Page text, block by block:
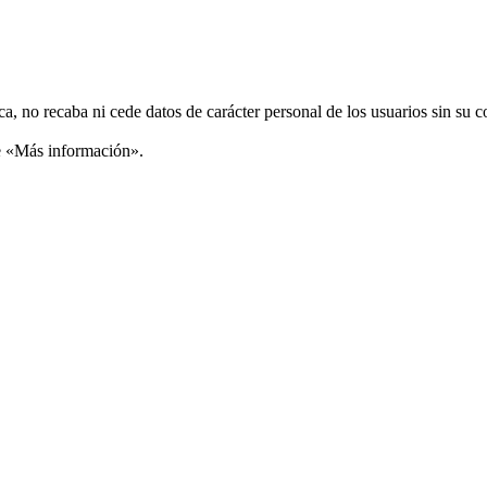
recaba ni cede datos de carácter personal de los usuarios sin su
«Más información».